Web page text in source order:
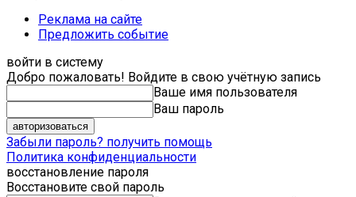
Реклама на сайте
Предложить событие
войти в систему
Добро пожаловать! Войдите в свою учётную запись
Ваше имя пользователя
Ваш пароль
Забыли пароль? получить помощь
Политика конфиденциальности
восстановление пароля
Восстановите свой пароль